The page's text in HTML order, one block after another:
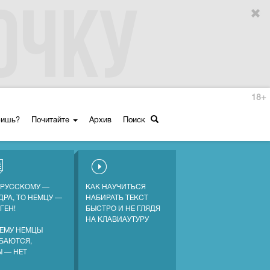
Почитайте Архив Поиск
18+
РУССКОМУ —
ТО НЕМЦУ —
НЕМЦЫ
— НЕТ
КАК НАУЧИТЬСЯ
НАБИРАТЬ ТЕКСТ
БЫСТРО И НЕ ГЛЯДЯ
НА КЛАВИАУТУРУ